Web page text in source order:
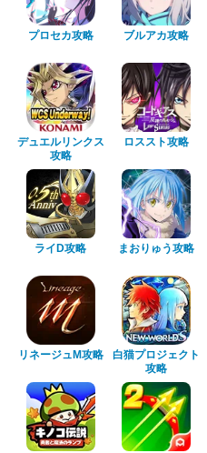
プロセカ攻略 ブルアカ攻略
デュエルリンクス
攻略
ロススト攻略
ライD攻略 まおりゅう攻略
リネージュM攻略
白猫プロジェクト
攻略